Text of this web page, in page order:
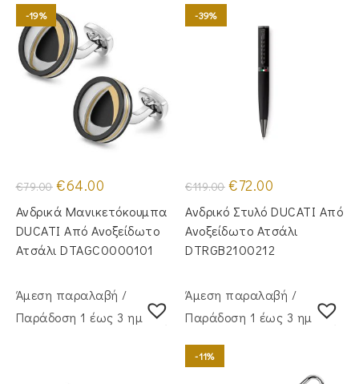
-19%
€79.00 Original
price
was:
€79.00.
€64.00
τιμή
είναι:
€64.00.
Ανδρικά Μανικετόκουμπα
DUCATI Από Ανοξείδωτο
Ατσάλι DTAGC0000101
-39%
€119.00 Original
price
was:
€119.00.
€72.00
τιμή
είναι:
€72.00.
Ανδρικό Στυλό DUCATI Από
Ανοξείδωτο Ατσάλι
DTRGB2100212
Άμεση παραλαβή /
Παράδoση 1 έως 3 ημέρες
Άμεση παραλαβή /
Παράδoση 1 έως 3 ημέρες
-11%